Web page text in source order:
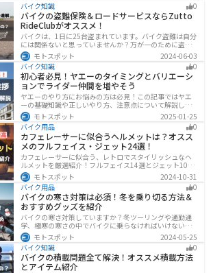
バイク知識 0
バイクの盗難保険＆ロードサービスならZutto
RideClubがオススメ！
バイクは、1日に25台盗まれています。バイク盗難は自分
には関係ないと思っていませんか？万が一のために盗難
保険を検討しておきましょう。この記事ではオススメの
バイク盗難保険「ZuttoRideClub」について解説します。
ロードサービスや会員限定特典などもあるので、お得な
バイク盗難保険を探している人に最適です。
モトスポット
2024-06-03
バイク知識
0
初心者必見！ヤエーのタイミングとバリエーシ
ョンでライダー仲間を増やそう
ヤエーのやり方にお悩みの方は必見！この記事ではヤエ
ーの基礎知識や正しいやり方、注意点について解説しま
す。実はヤエーには、ツーリング中の連帯感を高める効
果があります。この記事を読めば、ヤエーの楽しみ方と
安全に行うポイントがわかるでしょう。
モトスポット
2025-01-25
バイク用品
0
カフェレーサーに似合うヘルメットは？オスス
メのフルフェイス・ジェット24選！
カフェレーサーに似合う、レトロでスタイリッシュなヘ
ルメットを厳選紹介！フルフェイス14選とジェット10選
の多彩なラインナップで、安全性とデザインの両立を実
現。こだわりのヘルメットで、あなたのライダーズライ
フをより魅力的にアップグレードしましょう！
モトスポット
2024-10-31
バイク用品
0
バイクの寒さ対策は必須！冬を乗り切る方法＆
おすすめグッズを紹介
バイクの寒さ対策していますか？冬ツーリングや通勤通
学、極寒の寒さの中でバイクに乗らなければいけない時
でも快適に乗る方法をまとめました！オススメの寒さ対
策グッズも紹介しているので、これで寒い冬でも快適に
バイクに乗りましょう！
モトスポット
2024-05-25
バイク知識
0
バイクの積載問題全て解決！オススメ積載方法
とアイテム紹介